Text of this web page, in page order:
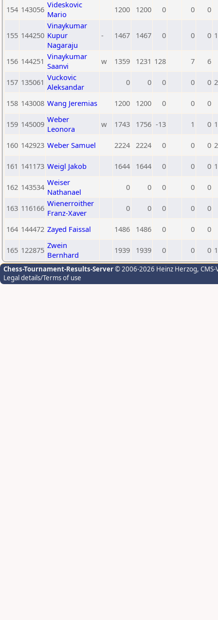
154 143056 Videskovic
Mario
1200 1200 0 0 0
155 144250
Vinaykumar
Kupur
Nagaraju
- 1467 1467 0 0 0
156 144251 Vinaykumar
Saanvi
w 1359 1231 128 7 6
157 135061 Vuckovic
Aleksandar
0 0 0 0 0
158 143008 Wang Jeremias 1200 1200 0 0 0
159 145009 Weber
Leonora
w 1743 1756 -13 1 0
160 142923 Weber Samuel 2224 2224 0 0 0
161 141173 Weigl Jakob 1644 1644 0 0 0
162 143534 Weiser
Nathanael
0 0 0 0 0
163 116166 Wienerroither
Franz-Xaver
0 0 0 0 0
164 144472 Zayed Faissal 1486 1486 0 0 0
165 122875 Zwein
Bernhard
1939 1939 0 0 0
Chess-Tournament-Results-Server© 2006-2026 Heinz Herzog,
Legal details/Terms of use